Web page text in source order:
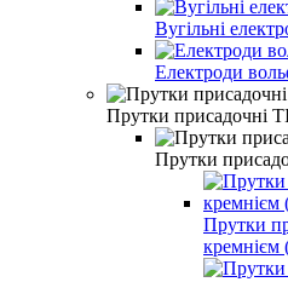
Вугільні
Електроди
Прутки присадочні
Прутки
Прутки
кремнієм